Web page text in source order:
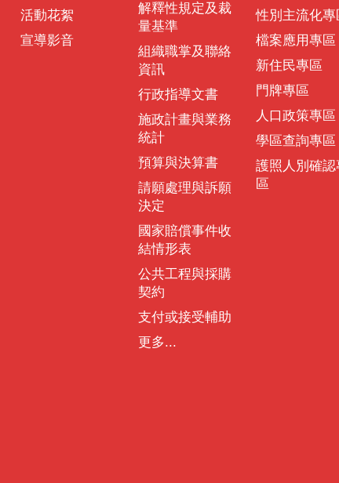
活動花絮
宣導影音
解釋性規定及裁
量基準
組織職掌及聯絡
資訊
行政指導文書
施政計畫與業務
統計
預算與決算書
請願處理與訴願
決定
國家賠償事件收
結情形表
公共工程與採購
契約
支付或接受輔助
更多...
性別主流化專
檔案應用專區
新住民專區
門牌專區
人口政策專區
學區查詢專區
護照人別確認
區